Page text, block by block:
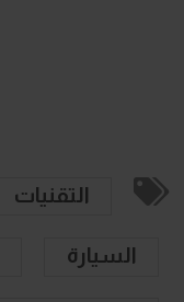
التقنيات
السيارة